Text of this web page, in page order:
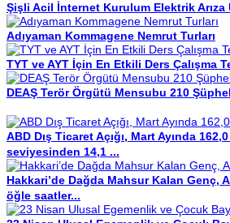
Şişli Acil İnternet Kurulum Elektrik
Adıyaman Kommagene Nemrut Turları
TYT ve AYT İçin En Etkili Ders Çalışma
DEAŞ Terör Örgütü Mensubu 210
ABD Dış Ticaret Açığı, Mart Ayında
seviyesinden 14,1 ...
Hakkari’de Dağda Mahsur Kalan Genç,
öğle saatler...